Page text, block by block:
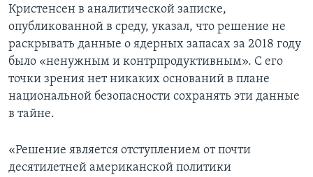
Кристенсен в аналитической записке,
опубликованной в среду, указал, что решение не
раскрывать данные о ядерных запасах за 2018 году
было «ненужным и контрпродуктивным». С его
точки зрения нет никаких оснований в плане
национальной безопасности сохранять эти данные
в тайне.
«Решение является отступлением от почти
десятилетней американской политики